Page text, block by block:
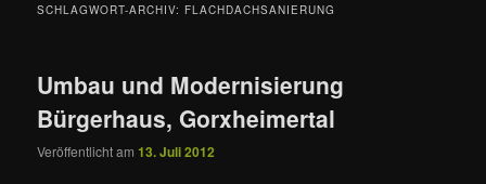
SCHLAGWORT-ARCHIV: FLACHDACHSANIERUNG
Umbau und Modernisierung
Bürgerhaus, Gorxheimertal
Veröffentlicht am13. Juli 2012